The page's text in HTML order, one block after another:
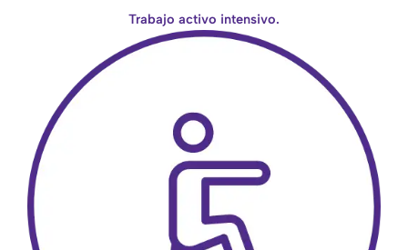
Trabajo activo intensivo.